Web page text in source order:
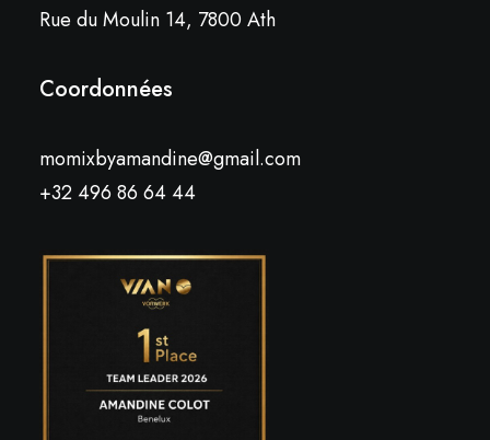
Rue du Moulin 14, 7800 Ath
Coordonnées
momixbyamandine@gmail.com
+32 496 86 64 44